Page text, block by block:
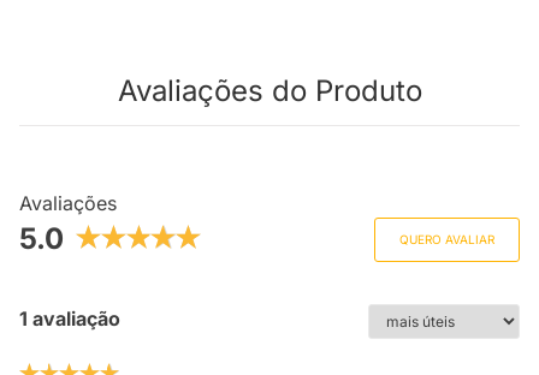
Avaliações do Produto
Avaliações
5.0 QUERO AVALIAR
1 avaliação